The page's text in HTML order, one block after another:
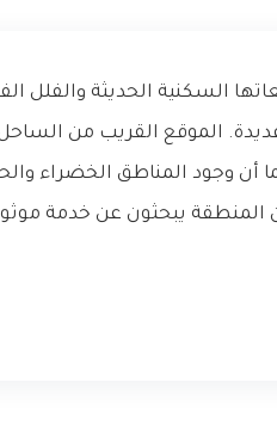
السكنية الحديثة والفلل
الموقع القريب من
وجود المناطق الخضراء
المنطقة يبحثون عن خدمة